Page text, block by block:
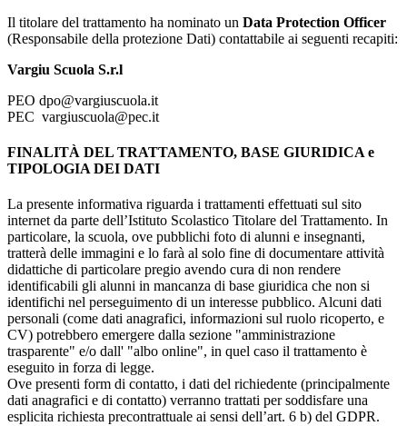
Il titolare del trattamento ha nominato un Data Protection Officer
(Responsabile della protezione Dati) contattabile ai seguenti recapiti:
Vargiu Scuola S.r.l
PEO dpo@vargiuscuola.it
PEC vargiuscuola@pec.it
FINALITÀ DEL TRATTAMENTO, BASE GIURIDICA e
TIPOLOGIA DEI DATI
La presente informativa riguarda i trattamenti effettuati sul sito
internet da parte dell’Istituto Scolastico Titolare del Trattamento. In
particolare, la scuola, ove pubblichi foto di alunni e insegnanti,
tratterà delle immagini e lo farà al solo fine di documentare attività
didattiche di particolare pregio avendo cura di non rendere
identificabili gli alunni in mancanza di base giuridica che non si
identifichi nel perseguimento di un interesse pubblico. Alcuni dati
personali (come dati anagrafici, informazioni sul ruolo ricoperto, e
CV) potrebbero emergere dalla sezione "amministrazione
trasparente" e/o dall' "albo online", in quel caso il trattamento è
eseguito in forza di legge.
Ove presenti form di contatto, i dati del richiedente (principalmente
dati anagrafici e di contatto) verranno trattati per soddisfare una
esplicita richiesta precontrattuale ai sensi dell’art. 6 b) del GDPR.